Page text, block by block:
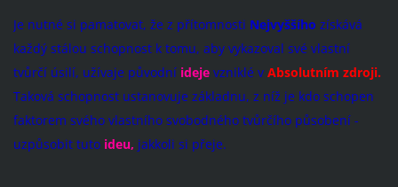
Je nutné si pamatovat, že z přítomnosti Nejvyššího získává
každý stálou schopnost k tomu, aby vykazoval své vlastní
tvůrčí úsilí, užívaje původní ideje vzniklé v Absolutním zdroji.
Taková schopnost ustanovuje základnu, z níž je kdo schopen
faktorem svého vlastního svobodného tvůrčího působení -
uzpůsobit tuto ideu, jakkoli si přeje.